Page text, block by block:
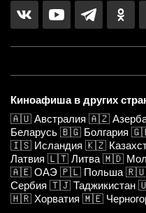
Киноафиша в других
🇦🇺 Австралия 🇦🇿
Беларусь 🇧🇬 Болгария
🇮🇸 Исландия 🇰🇿
Латвия 🇱🇹 Литва 🇲🇩
🇦🇪 ОАЭ 🇵🇱 Польша 🇷🇺
Сербия 🇹🇯 Таджикистан
🇭🇷 Хорватия 🇲🇪